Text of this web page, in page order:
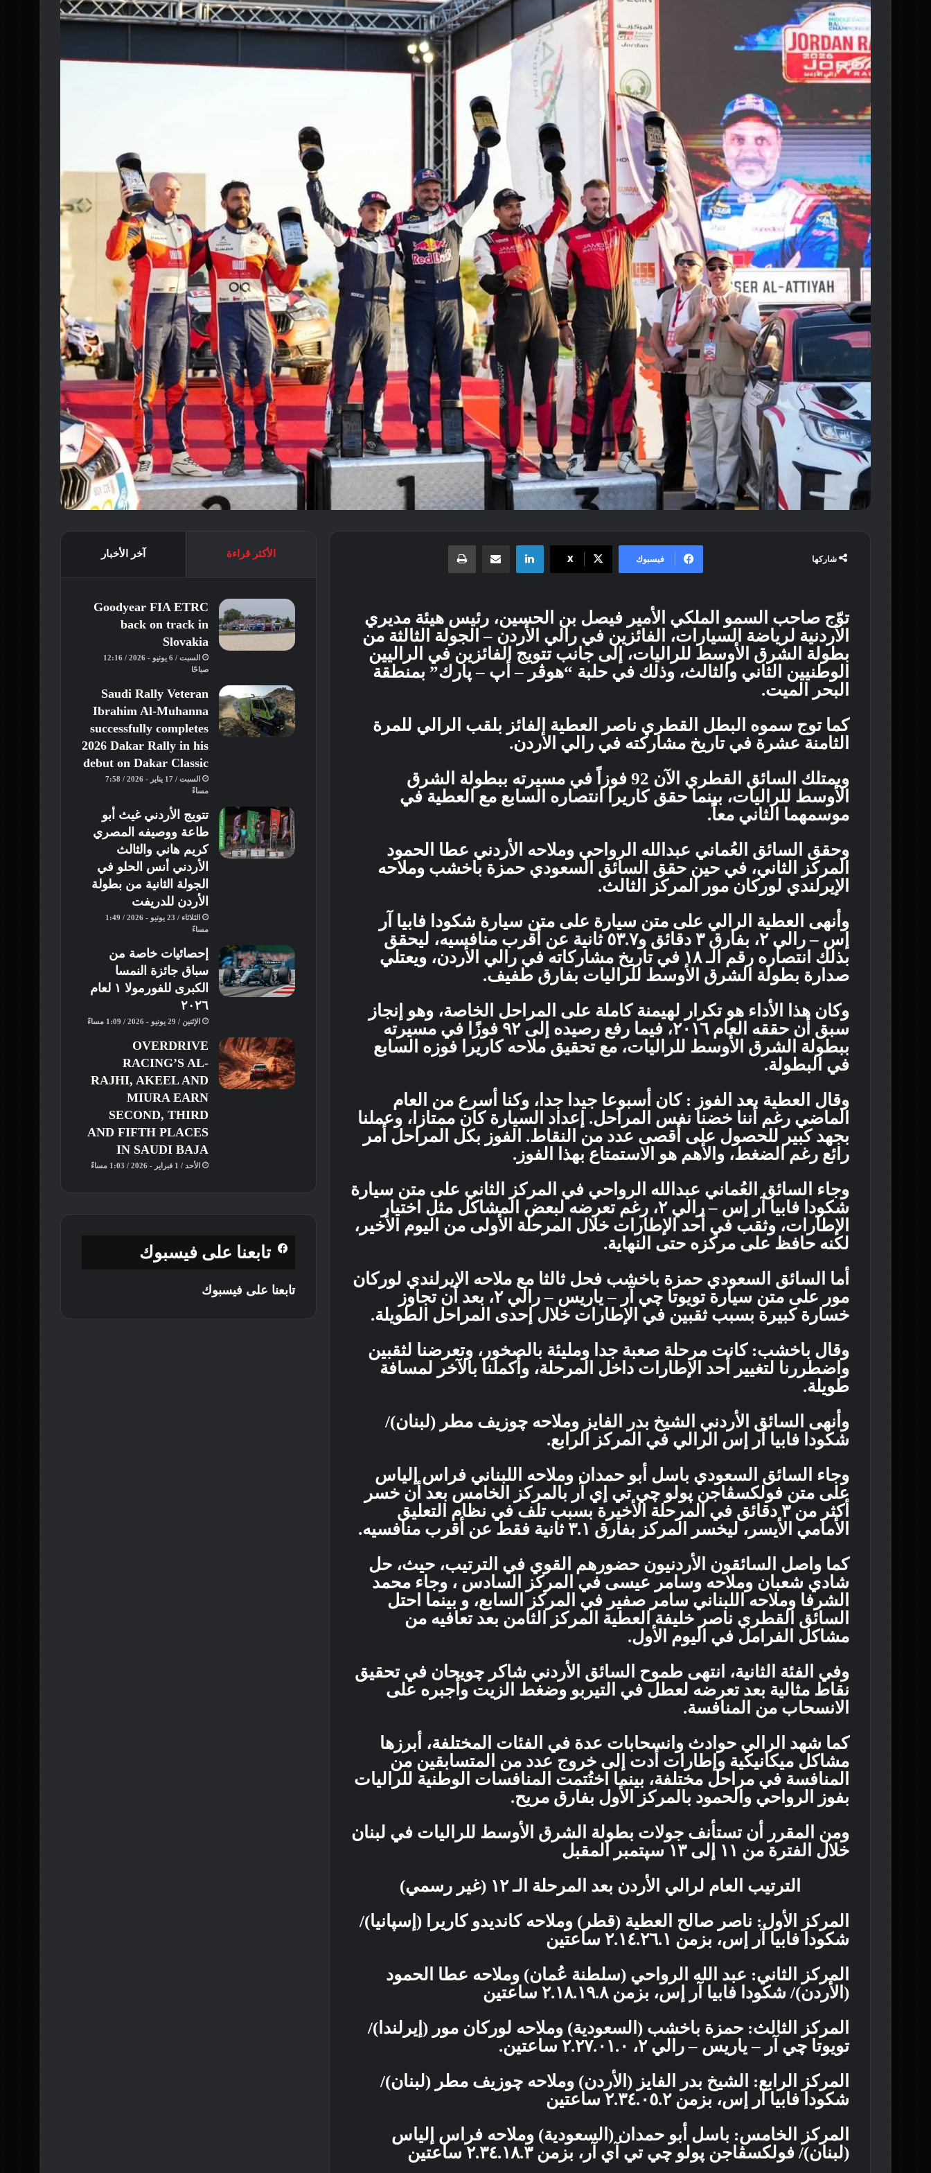
شاركها فيسبوك X
لينكدإن مشاركة عبر البريد طباعة
توّج صاحب السمو الملكي الأمير فيصل بن الحسين، رئيس هيئة مديري
الأردنية لرياضة السيارات، الفائزين في رالي الأردن – الجولة الثالثة من
بطولة الشرق الأوسط للراليات، إلى جانب تتويج الفائزين في الراليين
الوطنيين الثاني والثالث، وذلك في حلبة “هوڤر – أپ – پارك” بمنطقة
البحر الميت.
كما توج سموه البطل القطري ناصر العطية الفائز بلقب الرالي للمرة
الثامنة عشرة في تاريخ مشاركته في رالي الأردن.
ويمتلك السائق القطري الآن 92 فوزاً في مسيرته ببطولة الشرق
الأوسط للراليات، بينما حقق كاريرا انتصاره السابع مع العطية في
موسمهما الثاني معاً.
وحقق السائق العُماني عبدالله الرواحي وملاحه الأردني عطا الحمود
المركز الثاني، في حين حقق السائق السعودي حمزة باخشب وملاحه
الإيرلندي لوركان مور المركز الثالث.
وأنهى العطية الرالي على متن سيارة على متن سيارة شكودا فابيا آر
إس – رالي ٢، بفارق ٣ دقائق و٥٣.٧ ثانية عن أقرب منافسيه، ليحقق
بذلك انتصاره رقم الـ ١٨ في تاريخ مشاركاته في رالي الأردن، ويعتلي
صدارة بطولة الشرق الأوسط للراليات بفارق طفيف.
وكان هذا الأداء هو تكرار لهيمنة كاملة على المراحل الخاصة، وهو إنجاز
سبق أن حققه العام ٢٠١٦، فيما رفع رصيده إلى ٩٢ فوزًا في مسيرته
ببطولة الشرق الأوسط للراليات، مع تحقيق ملاحه كاريرا فوزه السابع
في البطولة.
وقال العطية بعد الفوز : كان أسبوعا جيدا جدا، وكنا أسرع من العام
الماضي رغم أننا خضنا نفس المراحل. إعداد السيارة كان ممتازا، وعملنا
بجهد كبير للحصول على أقصى عدد من النقاط. الفوز بكل المراحل أمر
رائع رغم الضغط، والأهم هو الاستمتاع بهذا الفوز.
وجاء السائق العُماني عبدالله الرواحي في المركز الثاني على متن سيارة
شكودا فابيا آر إس – رالي ٢، رغم تعرضه لبعض المشاكل مثل اختيار
الإطارات، وثقب في أحد الإطارات خلال المرحلة الأولى من اليوم الأخير،
لكنه حافظ على مركزه حتى النهاية.
أما السائق السعودي حمزة باخشب فحل ثالثا مع ملاحه الإيرلندي لوركان
مور على متن سيارة تويوتا چي آر – ياريس – رالي ٢، بعد أن تجاوز
خسارة كبيرة بسبب ثقبين في الإطارات خلال إحدى المراحل الطويلة.
وقال باخشب: كانت مرحلة صعبة جدا ومليئة بالصخور، وتعرضنا لثقبين
واضطررنا لتغيير أحد الإطارات داخل المرحلة، وأكملنا بالآخر لمسافة
طويلة.
وأنهى السائق الأردني الشيخ بدر الفايز وملاحه چوزيف مطر (لبنان)/
شكودا فابيا آر إس الرالي في المركز الرابع.
وجاء السائق السعودي باسل أبو حمدان وملاحه اللبناني فراس إلياس
على متن فولكسڤاجن پولو چي تي إي آر بالمركز الخامس بعد أن خسر
أكثر من ٣ دقائق في المرحلة الأخيرة بسبب تلف في نظام التعليق
الأمامي الأيسر، ليخسر المركز بفارق ٣.١ ثانية فقط عن أقرب منافسيه.
كما واصل السائقون الأردنيون حضورهم القوي في الترتيب، حيث، حل
شادي شعبان وملاحه وسامر عيسى في المركز السادس ، وجاء محمد
الشرفا وملاحه اللبناني سامر صفير في المركز السابع، و بينما احتل
السائق القطري ناصر خليفة العطية المركز الثامن بعد تعافيه من
مشاكل الفرامل في اليوم الأول.
وفي الفئة الثانية، انتهى طموح السائق الأردني شاكر چويحان في تحقيق
نقاط مثالية بعد تعرضه لعطل في التيربو وضغط الزيت وأجبره على
الانسحاب من المنافسة.
كما شهد الرالي حوادث وانسحابات عدة في الفئات المختلفة، أبرزها
مشاكل ميكانيكية وإطارات أدت إلى خروج عدد من المتسابقين من
المنافسة في مراحل مختلفة، بينما اختُتمت المنافسات الوطنية للراليات
بفوز الرواحي والحمود بالمركز الأول بفارق مريح.
ومن المقرر أن تستأنف جولات بطولة الشرق الأوسط للراليات في لبنان
خلال الفترة من ١١ إلى ١٣ سپتمبر المقبل
الترتيب العام لرالي الأردن بعد المرحلة الـ ١٢ (غير رسمي)
المركز الأول: ناصر صالح العطية (قطر) وملاحه كانديدو كاريرا (إسپانيا)/
شكودا فابيا آر إس، بزمن ٢.١٤.٢٦.١ ساعتين
المركز الثاني: عبد الله الرواحي (سلطنة عُمان) وملاحه عطا الحمود
(الأردن)/ شكودا فابيا آر إس، بزمن ٢.١٨.١٩.٨ ساعتين
المركز الثالث: حمزة باخشب (السعودية) وملاحه لوركان مور (إيرلندا)/
تويوتا چي آر – ياريس – رالي ٢، ٢.٢٧.٠١.٠ ساعتين.
المركز الرابع: الشيخ بدر الفايز (الأردن) وملاحه چوزيف مطر (لبنان)/
شكودا فابيا آر إس، بزمن ٢.٣٤.٠٥.٢ ساعتين
المركز الخامس: باسل أبو حمدان (السعودية) وملاحه فراس إلياس
(لبنان)/ فولكسڤاجن پولو چي تي آي آر، بزمن ٢.٣٤.١٨.٣ ساعتين
الأكثر قراءة آخر الأخبار
Goodyear FIA ETRC
back on track in
Slovakia
السبت / 6 يونيو - 2026 / 12:16
صباحًا
Saudi Rally Veteran
Ibrahim Al-Muhanna
successfully completes
2026 Dakar Rally in his
debut on Dakar Classic
السبت / 17 يناير - 2026 / 7:58
مساءً
تتويج الأردني غيث أبو
طاعة ووصيفه المصري
كريم هاني والثالث
الأردني أنس الحلو في
الجولة الثانية من بطولة
الأردن للدريفت
الثلاثاء / 23 يونيو - 2026 / 1:49
مساءً
إحصائيات خاصة من
سباق جائزة النمسا
الكبرى للفورمولا ١ لعام
٢٠٢٦
الإثنين / 29 يونيو - 2026 / 1:09 مساءً
OVERDRIVE
RACING’S AL-
RAJHI, AKEEL AND
MIURA EARN
SECOND, THIRD
AND FIFTH PLACES
IN SAUDI BAJA
الأحد / 1 فبراير - 2026 / 1:03 مساءً
تابعنا على فيسبوك
تابعنا على فيسبوك